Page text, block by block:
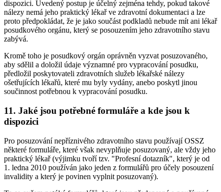
dispozici. Uvedený postup je účelný zejména tehdy, pokud takové
nálezy nemá jeho praktický lékař ve zdravotní dokumentaci a lze
proto předpokládat, že je jako součást podkladů nebude mít ani lékař
posudkového orgánu, který se posouzením jeho zdravotního stavu
zabývá.
Kromě toho je posudkový orgán oprávněn vyzvat posuzovaného,
aby sdělil a doložil údaje významné pro vypracování posudku,
předložil poskytovateli zdravotních služeb lékařské nálezy
ošetřujících lékařů, které mu byly vydány, anebo poskytl jinou
součinnost potřebnou k vypracování posudku.
11. Jaké jsou potřebné formuláře a kde jsou k
dispozici
Pro posuzování nepříznivého zdravotního stavu používají OSSZ
některé formuláře, které však nevyplňuje posuzovaný, ale vždy jeho
praktický lékař (výjimku tvoří tzv. "Profesní dotazník", který je od
1. ledna 2010 používán jako jeden z formulářů pro účely posouzení
invalidity a který je povinen vyplnit posuzovaný).